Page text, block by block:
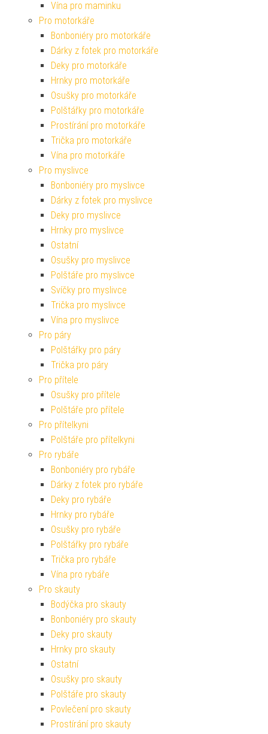
Vína pro maminku
Pro motorkáře
Bonboniéry pro motorkáře
Dárky z fotek pro motorkáře
Deky pro motorkáře
Hrnky pro motorkáře
Osušky pro motorkáře
Polštářky pro motorkáře
Prostírání pro motorkáře
Trička pro motorkáře
Vína pro motorkáře
Pro myslivce
Bonboniéry pro myslivce
Dárky z fotek pro myslivce
Deky pro myslivce
Hrnky pro myslivce
Ostatní
Osušky pro myslivce
Polštáře pro myslivce
Svíčky pro myslivce
Trička pro myslivce
Vína pro myslivce
Pro páry
Polštářky pro páry
Trička pro páry
Pro přítele
Osušky pro přítele
Polštáře pro přítele
Pro přítelkyni
Polštáře pro přítelkyni
Pro rybáře
Bonboniéry pro rybáře
Dárky z fotek pro rybáře
Deky pro rybáře
Hrnky pro rybáře
Osušky pro rybáře
Polštářky pro rybáře
Trička pro rybáře
Vína pro rybáře
Pro skauty
Bodýčka pro skauty
Bonboniéry pro skauty
Deky pro skauty
Hrnky pro skauty
Ostatní
Osušky pro skauty
Polštáře pro skauty
Povlečení pro skauty
Prostírání pro skauty